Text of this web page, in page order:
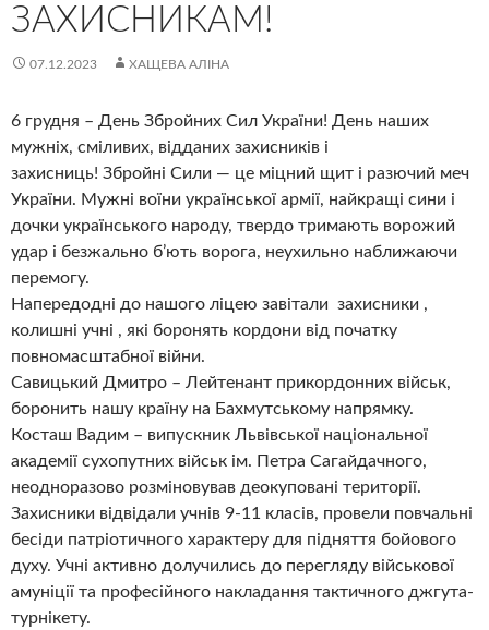
ЗАХИСНИКАМ!
07.12.2023 ХАЩЕВА АЛІНА
6 грудня – День Збройних Сил України! День наших
мужніх, сміливих, відданих захисників і
захисниць! Збройні Сили — це міцний щит і разючий меч
України. Мужні воїни української армії, найкращі сини і
дочки українського народу, твердо тримають ворожий
удар і безжально б’ють ворога, неухильно наближаючи
перемогу.
Напередодні до нашого ліцею завітали захисники ,
колишні учні , які боронять кордони від початку
повномасштабної війни.
Савицький Дмитро – Лейтенант прикордонних військ,
боронить нашу країну на Бахмутському напрямку.
Косташ Вадим – випускник Львівської національної
академії сухопутних військ ім. Петра Сагайдачного,
неодноразово розміновував деокуповані території.
Захисники відвідали учнів 9-11 класів, провели повчальні
бесіди патріотичного характеру для підняття бойового
духу. Учні активно долучились до перегляду військової
амуніції та професійного накладання тактичного джгута-
турнікету.